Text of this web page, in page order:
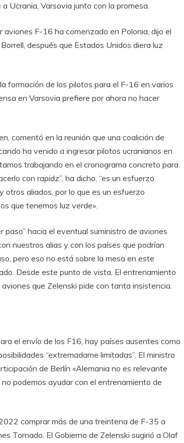
Ucrania, Varsovia junto con la promesa.
F-16 ha comenzado en Polonia, dijo el
después que Estados Unidos diera luz
formación de los pilotos para el F-16 en varios
en Varsovia prefiere por ahora no hacer
comentó en la reunión que una coalición de
ha venido a ingresar pilotos ucranianos en
trabajando en el cronograma concreto para
con rapidz”, ha dicho, “es un esfuerzo
otros aliados, por lo que es un esfuerzo
que tenemos luz verde».
paso” hacia el eventual suministro de aviones
nuestros alias y con los países que podrían
pero eso no está sobre la mesa en este
Desde este punto de vista, El entrenamiento
que Zelenski pide con tanta insistencia.
el envío de los F16, hay países ausentes como
“extremadame limitadas”. El ministro
de Berlín «Alemania no es relevante
podemos ayudar con el entrenamiento de
comprar más de una treintena de F-35 a
Tornado. El Gobierno de Zelenski sugirió a Olaf